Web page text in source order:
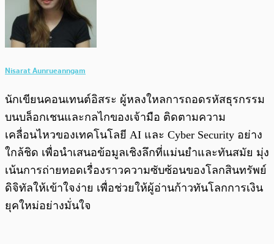
Nisarat Aunrueanngam
นักเขียนคอนเทนต์อิสระ ผู้หลงใหลการถอดรหัสธุรกรรม
บนบล็อกเชนและกลไกของเจ้ามือ ติดตามความ
เคลื่อนไหวของเทคโนโลยี AI และ Cyber Security อย่าง
ใกล้ชิด เพื่อนำเสนอข้อมูลเชิงลึกที่แม่นยำและทันสมัย มุ่ง
เน้นการถ่ายทอดเรื่องราวความซับซ้อนของโลกสินทรัพย์
ดิจิทัลให้เข้าใจง่าย เพื่อช่วยให้ผู้อ่านก้าวทันโลกการเงิน
ยุคใหม่อย่างมั่นใจ